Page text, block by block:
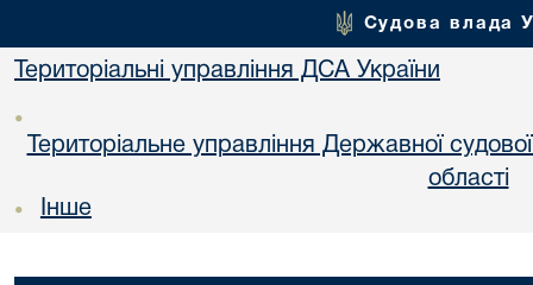
Судова влада
Територіальні управління ДСА України
•
Територіальне управління Державної
областi
• Інше